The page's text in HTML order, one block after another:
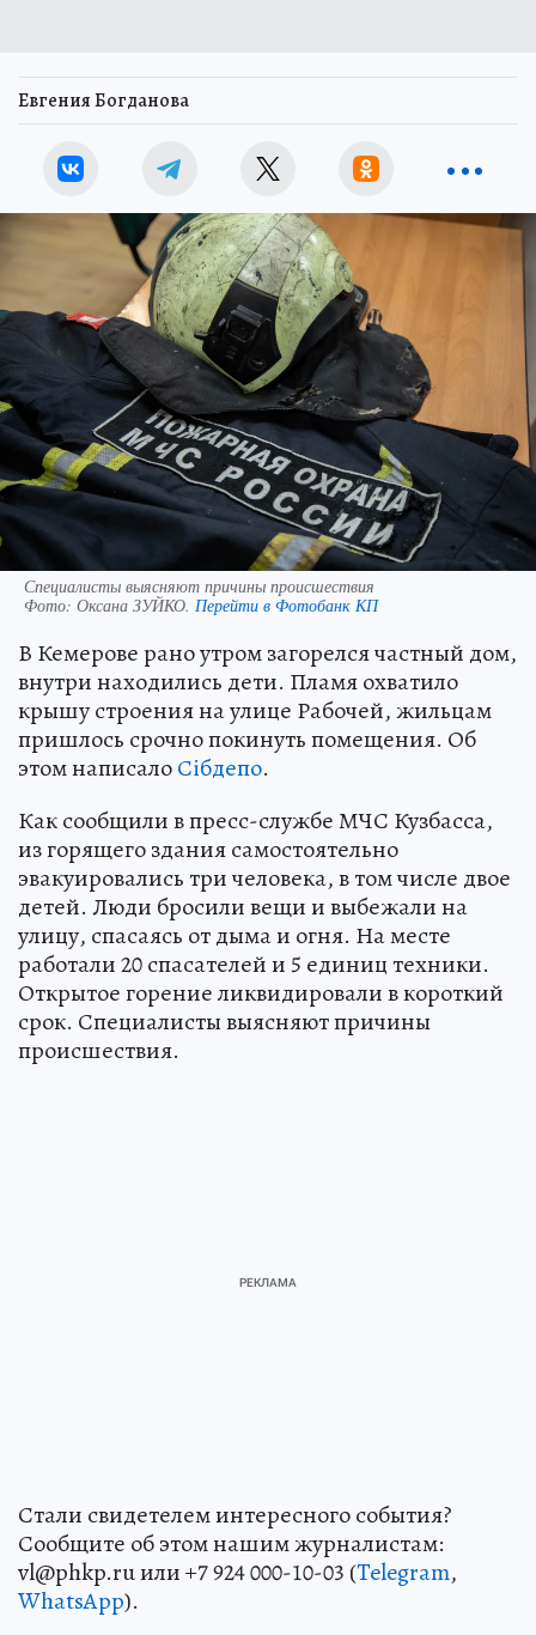
Евгения Богданова
Специалисты выясняют причины происшествия
Фото: Оксана ЗУЙКО. Перейти в Фотобанк КП
В Кемерове рано утром загорелся частный дом,
внутри находились дети. Пламя охватило
крышу строения на улице Рабочей, жильцам
пришлось срочно покинуть помещения. Об
этом написалоСiбдепо.
Как сообщили в пресс-службе МЧС Кузбасса,
из горящего здания самостоятельно
эвакуировались три человека, в том числе двое
детей. Люди бросили вещи и выбежали на
улицу, спасаясь от дыма и огня. На месте
работали 20 спасателей и 5 единиц техники.
Открытое горение ликвидировали в короткий
срок. Специалисты выясняют причины
происшествия.
Стали свидетелем интересного события?
Сообщите об этом нашим журналистам:
vl@phkp.ru или +7 924 000-10-03 (Telegram,
WhatsApp).